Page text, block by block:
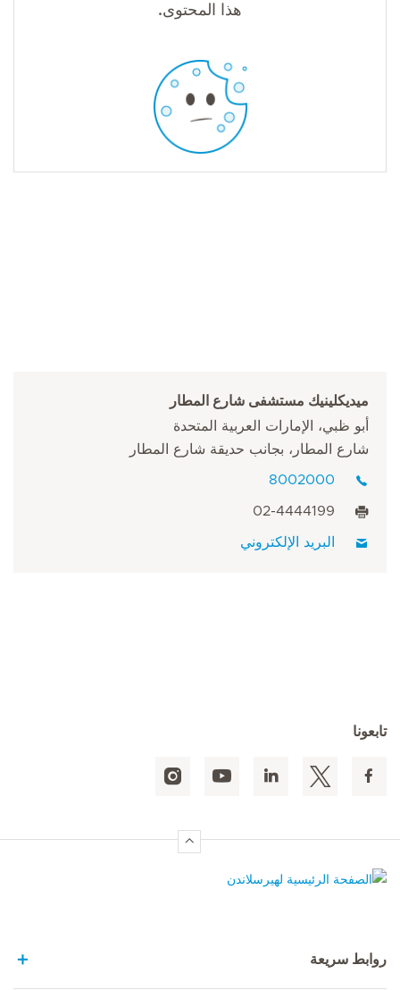
هذا المحتوى.
ميديكلينيك مستشفى شارع المطار
أبو ظبي، الإمارات العربية المتحدة
شارع المطار، بجانب حديقة شارع المطار
8002000
02-4444199
البريد الإلكتروني
تابعونا
روابط سريعة